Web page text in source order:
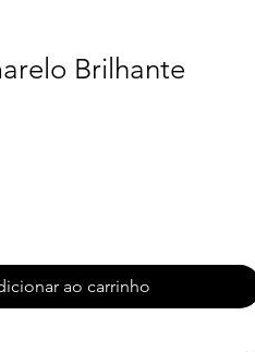
Brilhante
ao carrinho